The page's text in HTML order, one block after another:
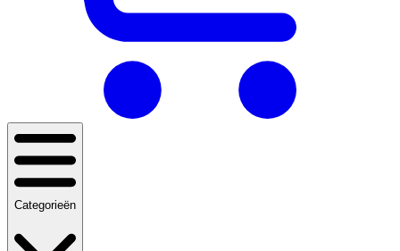
Categorieën